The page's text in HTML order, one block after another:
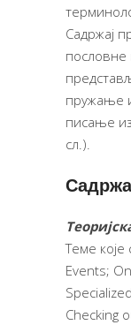
Садржај
пословне
пружање
писање
сл.).
Теме које
Events;
Checking